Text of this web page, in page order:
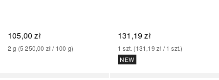
105,00 zł
2 g (5 250,00 zł / 100 g)
131,19 zł
1 szt. (131,19 zł / 1 szt.)
NEW